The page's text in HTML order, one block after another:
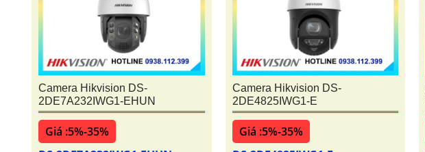
Camera Hikvision DS-
2DE7A232IWG1-EHUN
Giá :5%-35%
Camera Hikvision DS-
2DE4825IWG1-E
Giá :5%-35%